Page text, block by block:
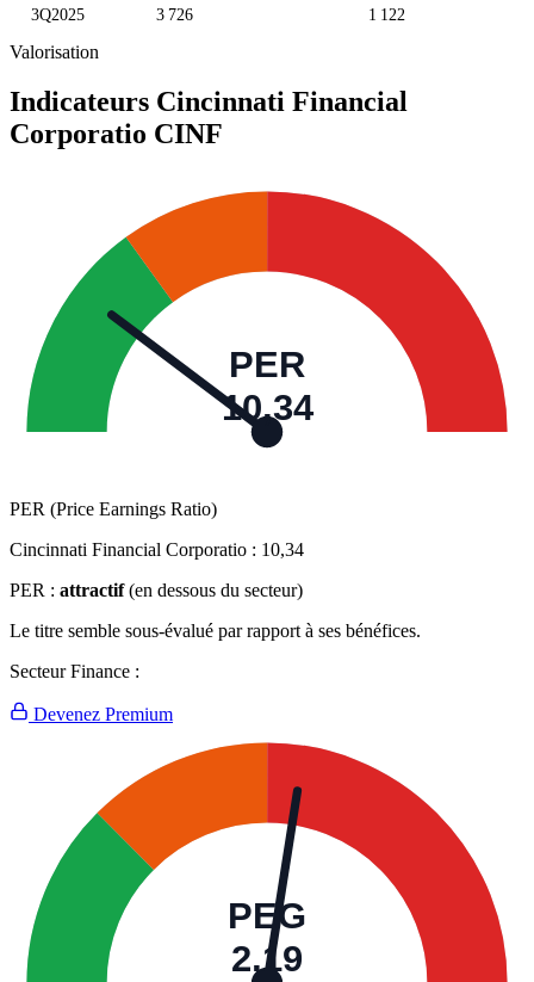
3Q2025 3 726 1 122
Valorisation
Indicateurs Cincinnati Financial
Corporatio CINF
PER
10,34
PER (Price Earnings Ratio)
Cincinnati Financial Corporatio : 10,34
PER : attractif (en dessous du secteur)
Le titre semble sous-évalué par rapport à ses bénéfices.
Secteur Finance :
Devenez Premium
PEG
2,19